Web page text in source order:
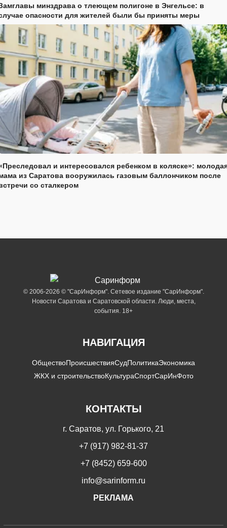
минздрава о тлеющем полигоне в Энгельсе: в
опасности для жителей были бы приняты меры
и интересовался ребенком в коляске»:
из Саратова вооружилась газовым баллончиком после
со сталкером
© 2006-2026 © "СарИнформ". Сетевое издание "СарИнформ".
Новости Саратова и Саратовской области. Люди, места,
события. 18+
НАВИГАЦИЯ
ОбществоПроисшествияСудПолитикаЭкономика
ЖКХ и строительствоКультураСпортСарИнФото
КОНТАКТЫ
г. Саратов, ул. Горького, 21
+7 (917) 982-81-37
+7 (8452) 659-600
info@sarinform.ru
РЕКЛАМА